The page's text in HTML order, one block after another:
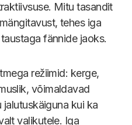
Mitu tasandit
tehes iga
fännide jaoks.
režiimid: kerge,
võimaldavad
kui ka
valikutele. Iga